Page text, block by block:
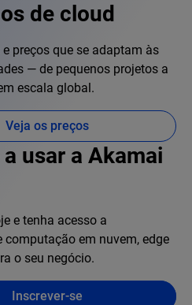
de cloud
e preços que se adaptam às
— de pequenos projetos a
escala global.
Veja os preços
usar a Akamai
e tenha acesso a
computação em nuvem, edge
o seu negócio.
Inscrever-se